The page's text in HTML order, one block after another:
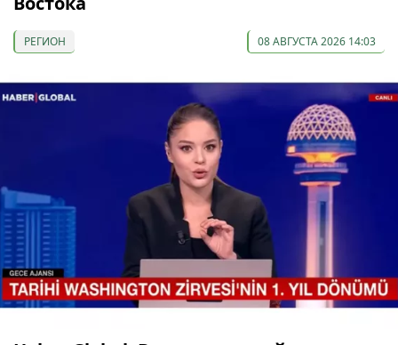
РЕГИОН 08 АВГУСТА 2026 14:03